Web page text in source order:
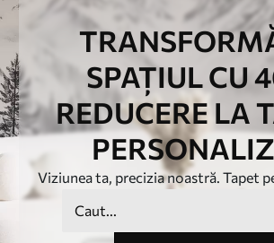
SPAȚIUL CU
REDUCERE LA
Viziunea ta, precizia noastră. Tapet